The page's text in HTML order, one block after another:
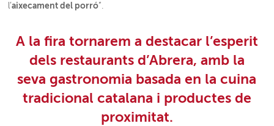
l’aixecament del porró”.
A la fira tornarem a destacar l’esperit
dels restaurants d’Abrera, amb la
seva gastronomia basada en la cuina
tradicional catalana i productes de
proximitat.